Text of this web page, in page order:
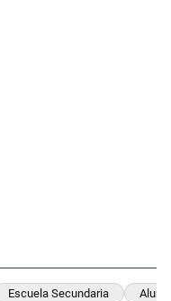
Escuela Secundaria